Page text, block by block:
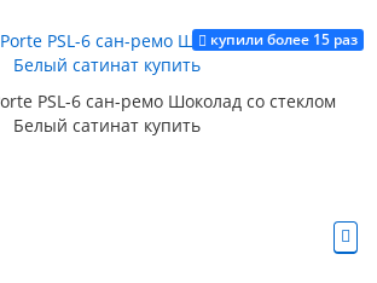
купили более 15 раз
PSL-6 сан-ремо Шоколад со стеклом
Белый сатинат купить